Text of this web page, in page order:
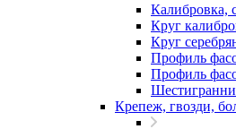
Калибровка,
Круг
Круг
Профиль
Профиль
Крепеж, гвозди,